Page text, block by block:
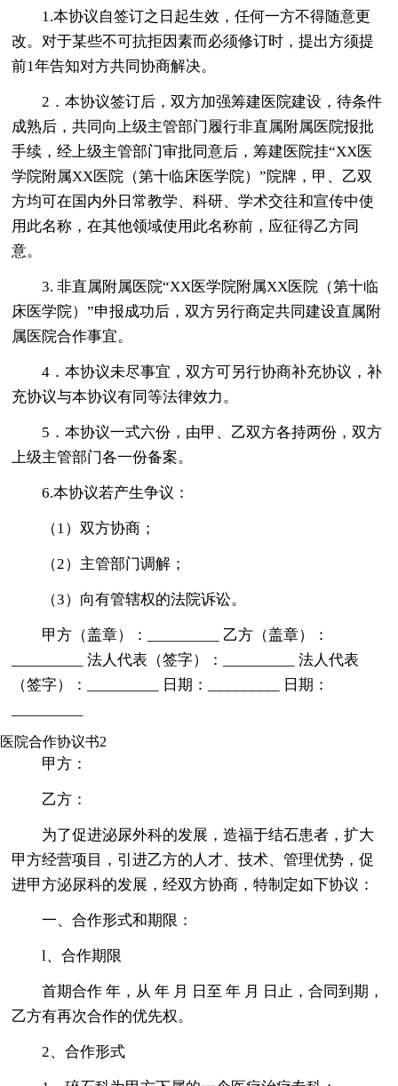
1.本协议自签订之日起生效，任何一方不得随意更
改。对于某些不可抗拒因素而必须修订时，提出方须提
前1年告知对方共同协商解决。
2．本协议签订后，双方加强筹建医院建设，待条件
成熟后，共同向上级主管部门履行非直属附属医院报批
手续，经上级主管部门审批同意后，筹建医院挂“XX医
学院附属XX医院（第十临床医学院）”院牌，甲、乙双
方均可在国内外日常教学、科研、学术交往和宣传中使
用此名称，在其他领域使用此名称前，应征得乙方同
意。
3. 非直属附属医院“XX医学院附属XX医院（第十临
床医学院）”申报成功后，双方另行商定共同建设直属附
属医院合作事宜。
4．本协议未尽事宜，双方可另行协商补充协议，补
充协议与本协议有同等法律效力。
5．本协议一式六份，由甲、乙双方各持两份，双方
上级主管部门各一份备案。
6.本协议若产生争议：
（1）双方协商；
（2）主管部门调解；
（3）向有管辖权的法院诉讼。
甲方（盖章）：_________ 乙方（盖章）：
_________ 法人代表（签字）：_________ 法人代表
（签字）：_________ 日期：_________ 日期：
医院合作协议书2
甲方：
乙方：
为了促进泌尿外科的发展，造福于结石患者，扩大
甲方经营项目，引进乙方的人才、技术、管理优势，促
进甲方泌尿科的发展，经双方协商，特制定如下协议：
一、合作形式和期限：
l、合作期限
首期合作 年，从 年 月 日至 年 月 日止，合同到期，
乙方有再次合作的优先权。
2、合作形式